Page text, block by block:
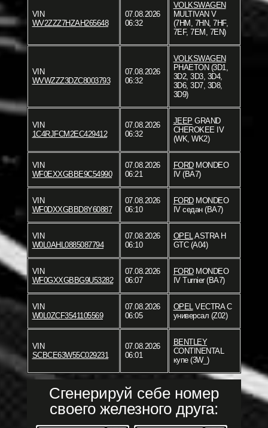
VIN
WV2ZZZ7HZAH265648
07.08.2026
06:32
VOLKSWAGEN
MULTIVAN V
(7HM, 7HN, 7HF,
7EF, 7EM, 7EN)
VIN
WVWZZZ3DZC8003793
07.08.2026
06:32
VOLKSWAGEN
PHAETON (3D1,
3D2, 3D3, 3D4,
3D6, 3D7, 3D8,
3D9)
VIN
1C4RJFCM2EC429412
07.08.2026
06:32
JEEP GRAND
CHEROKEE IV
(WK, WK2)
VIN
WF0EXXGBBE9C54990
07.08.2026
06:21
FORDMONDEO
IV (BA7)
VIN
WF0DXXGBBD8Y60887
07.08.2026
06:10
FORDMONDEO
IV седан (BA7)
VIN
W0L0AHL0885087794
07.08.2026
06:10
OPELASTRA H
GTC (A04)
VIN
WF0GXXGBBG9U53282
07.08.2026
06:07
FORDMONDEO
IV Turnier (BA7)
VIN
W0L0ZCF3541105569
07.08.2026
06:05
OPELVECTRA C
универсал (Z02)
VIN
SCBCE63W55C029231
07.08.2026
06:01
BENTLEY
CONTINENTAL
купе (3W_)
Сгенерируй себе номер
своего железного друга: